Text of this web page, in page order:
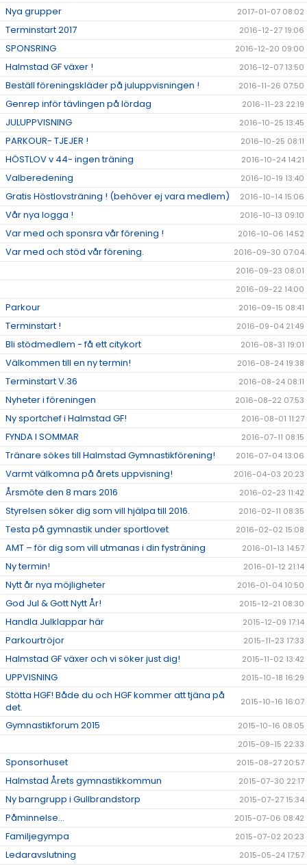
Nya grupper 2017-01-07 08:02
Terminstart 2017 2016-12-27 19:06
SPONSRING 2016-12-20 09:00
Halmstad GF växer ! 2016-12-07 13:50
Beställ föreningskläder på juluppvisningen ! 2016-11-26 07:50
Genrep inför tävlingen på lördag 2016-11-23 22:19
JULUPPVISNING 2016-10-25 13:45
PARKOUR- TJEJER ! 2016-10-25 08:11
HÖSTLOV v 44- ingen träning 2016-10-24 14:21
Valberedening 2016-10-19 13:40
Gratis Höstlovsträning ! (behöver ej vara medlem) 2016-10-14 15:06
Vår nya logga ! 2016-10-13 09:10
Var med och sponsra vår förening ! 2016-10-06 14:52
Var med och stöd vår förening.
2016-09-30 07:04
2016-09-23 08:01
2016-09-22 14:00
Parkour 2016-09-15 08:41
Terminstart ! 2016-09-04 21:49
Bli stödmedlem - få ett citykort 2016-08-31 19:01
Välkommen till en ny termin! 2016-08-24 19:38
Terminstart V.36 2016-08-24 08:11
Nyheter i föreningen 2016-08-22 07:53
Ny sportchef i Halmstad GF! 2016-08-01 11:27
FYNDA I SOMMAR 2016-07-11 08:15
Tränare sökes till Halmstad Gymnastikförening! 2016-07-04 13:06
Varmt välkomna på årets uppvisning! 2016-04-03 20:23
Årsmöte den 8 mars 2016 2016-02-23 11:42
Styrelsen söker dig som vill hjälpa till 2016. 2016-02-11 08:35
Testa på gymnastik under sportlovet 2016-02-02 15:08
AMT – för dig som vill utmanas i din fysträning 2016-01-13 14:57
Ny termin! 2016-01-12 21:14
Nytt år nya möjligheter 2016-01-04 10:50
God Jul & Gott Nytt År! 2015-12-21 08:30
Handla Julklappar här 2015-12-09 17:14
Parkourtröjor 2015-11-23 17:33
Halmstad GF växer och vi söker just dig! 2015-11-02 13:42
UPPVISNING 2015-10-18 16:29
Stötta HGF! Både du och HGF kommer att tjäna på
det.
2015-10-16 16:07
Gymnastikforum 2015
2015-10-16 08:05
2015-09-15 22:33
Sponsorhuset 2015-08-27 20:57
Halmstad Årets gymnastikkommun 2015-07-30 22:17
Ny barngrupp i Gullbrandstorp 2015-07-27 15:34
Påminnelse... 2015-07-06 08:42
Familjegympa 2015-07-02 20:23
Ledaravslutning 2015-05-24 17:57